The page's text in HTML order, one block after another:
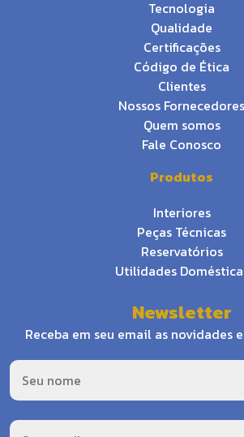
Tecnologia
Qualidade
Certificações
Código de Ética
Clientes
Nossos Fornecedores
Quem somos
Fale Conosco
Produtos
Interiores
Peças Técnicas
Reservatórios
Utilidades
Newsletter
Receba em seu email as novidades